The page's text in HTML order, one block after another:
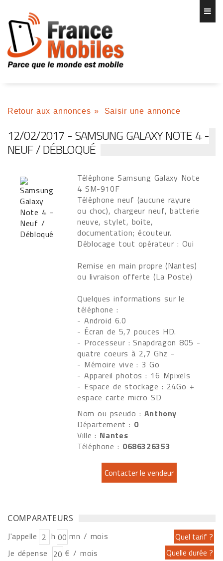
Retour aux annonces » Saisir une annonce
12/02/2017 - SAMSUNG GALAXY NOTE 4 -
NEUF / DÉBLOQUÉ
Téléphone Samsung Galaxy Note
4 SM-910F
Téléphone neuf (aucune rayure
ou choc), chargeur neuf, batterie
neuve, stylet, boite,
documentation; écouteur.
Déblocage tout opérateur : Oui
Remise en main propre (Nantes)
ou livraison offerte (La Poste)
Quelques informations sur le
téléphone :
- Android 6.0
- Écran de 5,7 pouces HD.
- Processeur : Snapdragon 805 -
quatre coeurs à 2,7 Ghz -
- Mémoire vive : 3 Go
- Appareil photos : 16 Mpixels
- Espace de stockage : 24Go +
espace carte micro SD
Nom ou pseudo : Anthony
Département : 0
Ville : Nantes
Téléphone : 0686326353
COMPARATEURS
J'appelle h
mn / mois
Je dépense
€ / mois